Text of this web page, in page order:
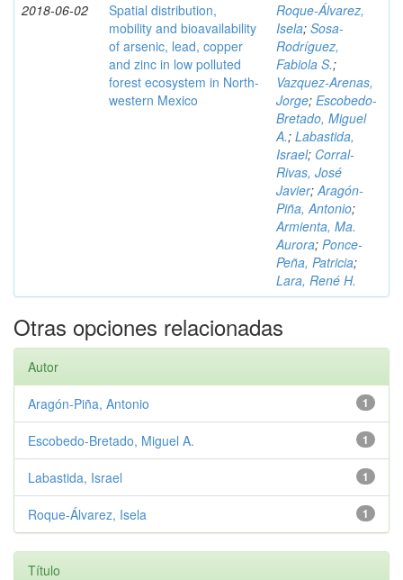
2018-06-02
Spatial distribution,
mobility and bioavailability
of arsenic, lead, copper
and zinc in low polluted
forest ecosystem in North-
western Mexico
Roque-Álvarez,
Isela; Sosa-
Rodríguez,
Fabiola S.;
Vazquez-Arenas,
Jorge; Escobedo-
Bretado, Miguel
A.; Labastida,
Israel; Corral-
Rivas, José
Javier;Aragón-
Piña, Antonio;
Armienta, Ma.
Aurora; Ponce-
Peña, Patricia;
Lara, René H.
Otras opciones relacionadas
Autor
1
Aragón-Piña, Antonio
1
Escobedo-Bretado, Miguel A.
1
Labastida, Israel
1
Roque-Álvarez, Isela
Título